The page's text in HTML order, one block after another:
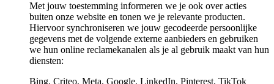
Met jouw toestemming informeren we je ook over acties
buiten onze website en tonen we je relevante producten.
Hiervoor synchroniseren we jouw gecodeerde persoonlijke
gegevens met de volgende externe aanbieders en gebruiken
we hun online reclamekanalen als je al gebruik maakt van hun
diensten:
Bing, Criteo, Meta, Google, LinkedIn, Pinterest, TikTok